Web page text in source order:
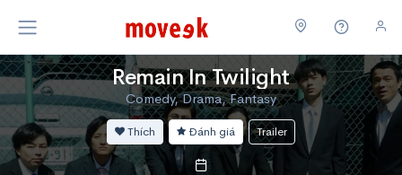
Remain In Twilight
Comedy, Drama, Fantasy
Thích Đánh giá Trailer